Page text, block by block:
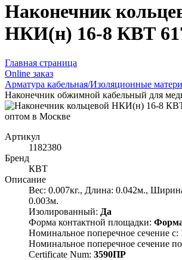
Наконечник
НКИ(н) 16-8 КВТ
Главная страница
Оnline заказ
Арматура кабельная/Изоляционные
Наконечник обжимной кабельный для
Артикул
1182380
Бренд
КВТ
Описание
Вес: 0.007кг., Длина: 0.042м.,
0.003м.
Изолированный: Да
Форма контактной площадки:
Номинальное поперечное сечение с:
Номинальное поперечное сечение
Certificate Num: 3590ПР